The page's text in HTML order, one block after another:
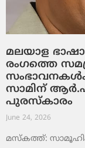
മലയാള
രംഗത്തെ
സാമിന്
പുരസ്‌കാരം
June 24, 2026
മസ്കത്ത്: